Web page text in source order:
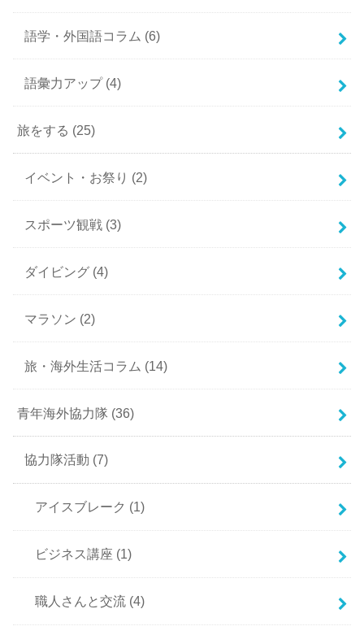
語学・外国語コラム (6)
語彙力アップ (4)
旅をする (25)
イベント・お祭り (2)
スポーツ観戦 (3)
ダイビング (4)
マラソン (2)
旅・海外生活コラム (14)
青年海外協力隊 (36)
協力隊活動 (7)
アイスブレーク (1)
ビジネス講座 (1)
職人さんと交流 (4)